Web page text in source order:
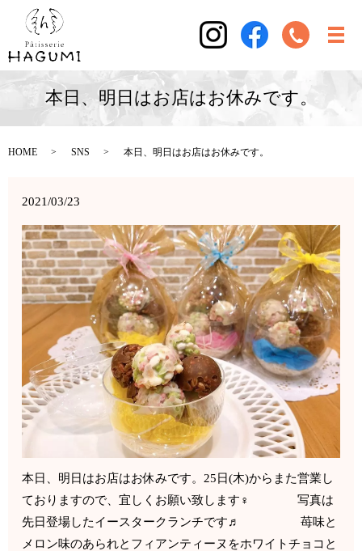
本日、明日はお店はお休みです。
HOME SNS 本日、明日はお店はお休みです。
2021/03/23
本日、明日はお店はお休みです。25日(木)からまた営業し
ておりますので、宜しくお願い致します‍♀️ 写真は
先日登場したイースタークランチです♬ 苺味と
メロン味のあられとフィアンティーヌをホワイトチョコと